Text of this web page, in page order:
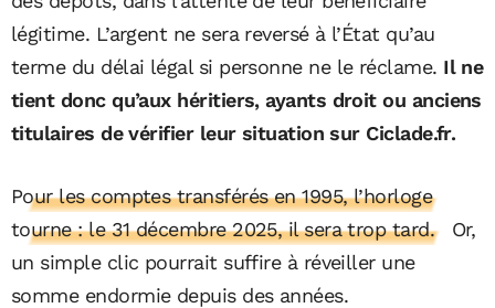
légitime. L’argent ne sera reversé à l’État qu’au
terme du délai légal si personne ne le réclame. Il ne
tient donc qu’aux héritiers, ayants droit ou anciens
titulaires de vérifier leur situation sur Ciclade.fr.
Pour les comptes transférés en 1995, l’horloge
tourne : le 31 décembre 2025, il sera trop tard.
Or,
un simple clic pourrait suffire à réveiller une
somme endormie depuis des années.